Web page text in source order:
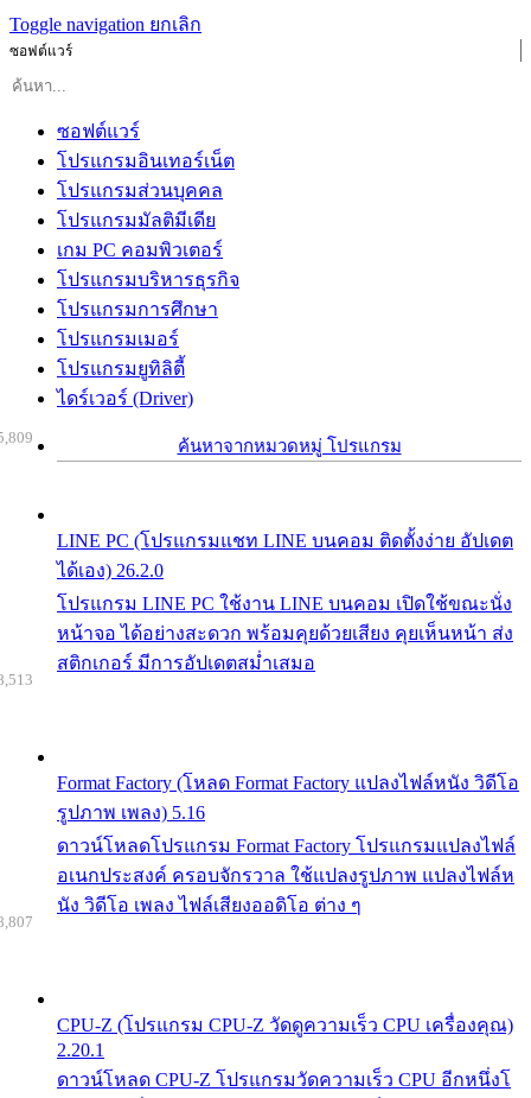
Toggle navigation ยกเลิก
ซอฟต์แวร์
ซอฟต์แวร์
โปรแกรมอินเทอร์เน็ต
โปรแกรมส่วนบุคคล
โปรแกรมมัลติมีเดีย
เกม PC คอมพิวเตอร์
โปรแกรมบริหารธุรกิจ
โปรแกรมการศึกษา
โปรแกรมเมอร์
โปรแกรมยูทิลิตี้
ไดร์เวอร์ (Driver)
ค้นหาจากหมวดหมู่ โปรแกรม
LINE PC (โปรแกรมแชท LINE บนคอม ติดตั้งง่าย อัปเดต
ได้เอง) 26.2.0
โปรแกรม LINE PC ใช้งาน LINE บนคอม เปิดใช้ขณะนั่ง
หน้าจอ ได้อย่างสะดวก พร้อมคุยด้วยเสียง คุยเห็นหน้า ส่ง
สติกเกอร์ มีการอัปเดตสม่ำเสมอ
Format Factory (โหลด Format Factory แปลงไฟล์หนัง วิดีโอ
รูปภาพ เพลง) 5.16
ดาวน์โหลดโปรแกรม Format Factory โปรแกรมแปลงไฟล์
อเนกประสงค์ ครอบจักรวาล ใช้แปลงรูปภาพ แปลงไฟล์ห
นัง วิดีโอ เพลง ไฟล์เสียงออดิโอ ต่าง ๆ
CPU-Z (โปรแกรม CPU-Z วัดดูความเร็ว CPU เครื่องคุณ)
2.20.1
ดาวน์โหลด CPU-Z โปรแกรมวัดความเร็ว CPU อีกหนึ่งโ